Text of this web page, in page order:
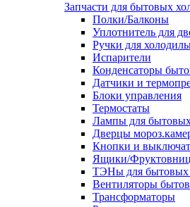
Запчасти для бытовых
Полки/Балконы
Уплотнитель для
Ручки для
Испарители
Конденсаторы
Датчики и
Блоки управления
Термостаты
Лампы для
Дверцы
Кнопки и
Ящики/
ТЭНы для бытовых
Вентиляторы
Трансформаторы